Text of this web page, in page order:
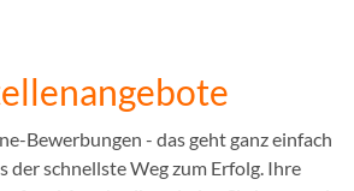
Bewerbungen - das geht ganz einfach
der schnellste Weg zum Erfolg. Ihre